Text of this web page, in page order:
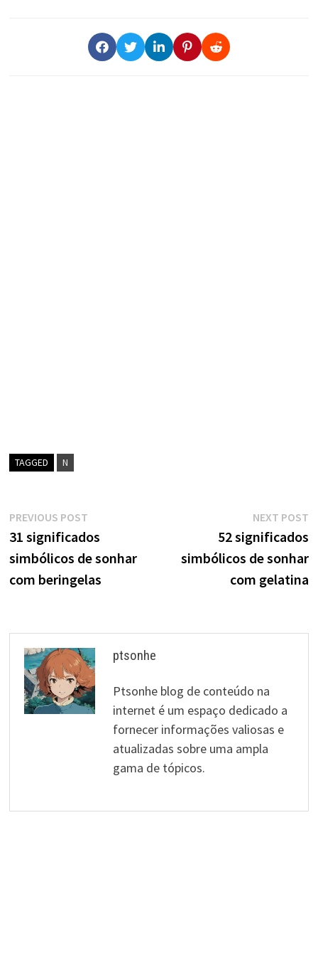
TAGGED N
Navegação
de
artigos
PREVIOUS POSTPrevious
post:
31 significados
simbólicos de sonhar
com beringelas
NEXT POST
52 significados
simbólicos de sonhar
com gelatina
ptsonhe
Ptsonhe blog de conteúdo na
internet é um espaço dedicado a
fornecer informações valiosas e
atualizadas sobre uma ampla
gama de tópicos.